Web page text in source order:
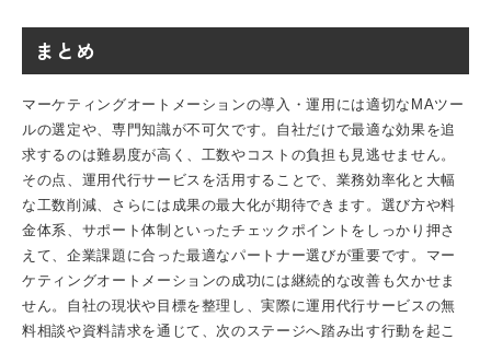
まとめ
マーケティングオートメーションの導入・運用には適切なMAツー
ルの選定や、専門知識が不可欠です。自社だけで最適な効果を追
求するのは難易度が高く、工数やコストの負担も見逃せません。
その点、運用代行サービスを活用することで、業務効率化と大幅
な工数削減、さらには成果の最大化が期待できます。選び方や料
金体系、サポート体制といったチェックポイントをしっかり押さ
えて、企業課題に合った最適なパートナー選びが重要です。マー
ケティングオートメーションの成功には継続的な改善も欠かせま
せん。自社の現状や目標を整理し、実際に運用代行サービスの無
料相談や資料請求を通じて、次のステージへ踏み出す行動を起こ